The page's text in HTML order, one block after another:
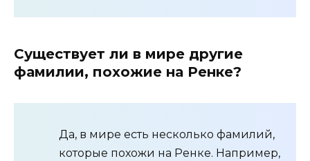
Существует ли в мире другие
фамилии, похожие на Ренке?
Да, в мире есть несколько фамилий,
которые похожи на Ренке. Например,